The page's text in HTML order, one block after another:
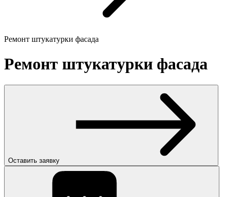
Ремонт штукатурки фасада
Ремонт штукатурки фасада
Оставить заявку